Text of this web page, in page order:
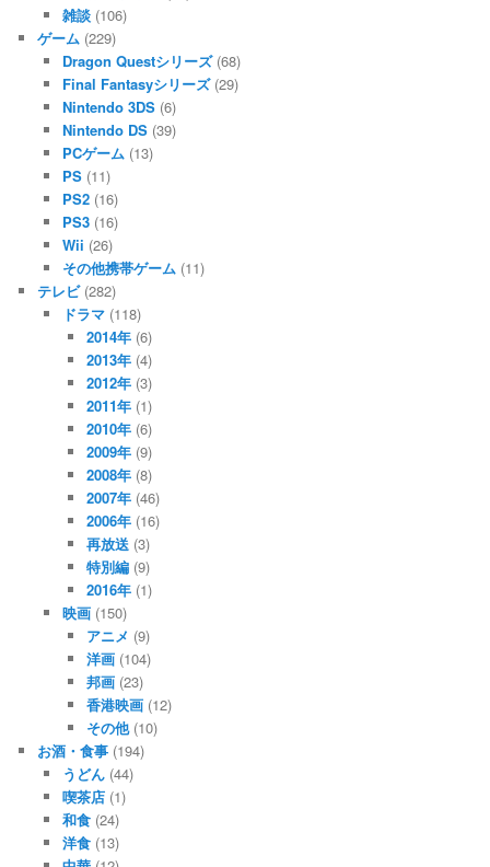
雑談(106)
ゲーム (229)
Dragon Questシリーズ(68)
Final Fantasyシリーズ(29)
Nintendo 3DS(6)
Nintendo DS(39)
PCゲーム(13)
PS(11)
PS2(16)
PS3(16)
Wii (26)
その他携帯ゲーム(11)
テレビ(282)
ドラマ(118)
2014年 (6)
2013年 (4)
2012年 (3)
2011年 (1)
2010年 (6)
2009年 (9)
2008年 (8)
2007年 (46)
2006年 (16)
再放送 (3)
特別編 (9)
2016年 (1)
映画(150)
アニメ (9)
洋画 (104)
邦画 (23)
香港映画 (12)
その他(10)
お酒・食事 (194)
うどん(44)
喫茶店(1)
和食(24)
洋食(13)